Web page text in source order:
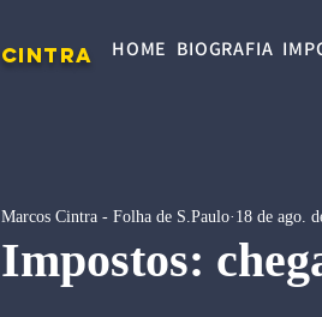
CINTRA HOME BIOGRAFIA
Impostos:
Marcos Cintra - Folha de S.Paulo 18 de ago.